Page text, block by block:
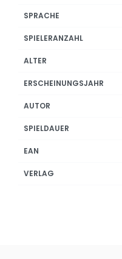
SPRACHE
SPIELERANZAHL
ALTER
ERSCHEINUNGSJAHR
AUTOR
SPIELDAUER
EAN
VERLAG